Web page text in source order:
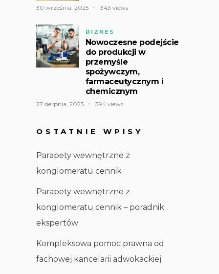
30 września, 2025 343 views
BIZNES
Nowoczesne podejście
do produkcji w
przemyśle
spożywczym,
farmaceutycznym i
chemicznym
27 sierpnia, 2025 394 views
OSTATNIE WPISY
Parapety wewnętrzne z
konglomeratu cennik
Parapety wewnętrzne z
konglomeratu cennik – poradnik
ekspertów
Kompleksowa pomoc prawna od
fachowej kancelarii adwokackiej